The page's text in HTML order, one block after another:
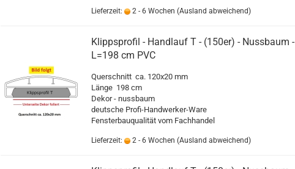
Lieferzeit: 2 - 6 Wochen (Ausland abweichend)
Klippsprofil - Handlauf T - (150er) - Nussbaum -
L=198 cm PVC
Querschnitt ca. 120x20 mm
Länge 198 cm
Dekor - nussbaum
deutsche Profi-Handwerker-Ware
Fensterbauqualität vom Fachhandel
Lieferzeit: 2 - 6 Wochen (Ausland abweichend)